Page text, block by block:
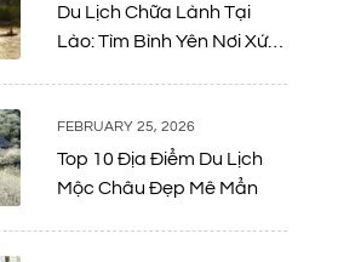
Du Lịch Chữa Lành Tại
Lào: Tìm Bình Yên Nơi Xứ
FEBRUARY 25, 2026
Top 10 Địa Điểm Du Lịch
Mộc Châu Đẹp Mê Mẩn